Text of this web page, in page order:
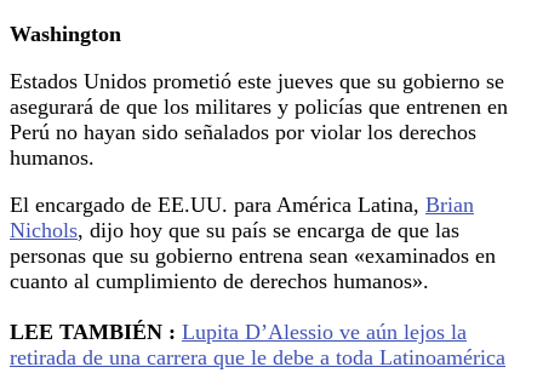
Washington
Estados Unidos prometió este jueves que su gobierno se
asegurará de que los militares y policías que entrenen en
Perú no hayan sido señalados por violar los derechos
humanos.
El encargado de EE.UU. para América Latina, Brian
Nichols, dijo hoy que su país se encarga de que las
personas que su gobierno entrena sean «examinados en
cuanto al cumplimiento de derechos humanos».
LEE TAMBIÉN : Lupita D’Alessio ve aún lejos la
retirada de una carrera que le debe a toda Latinoamérica